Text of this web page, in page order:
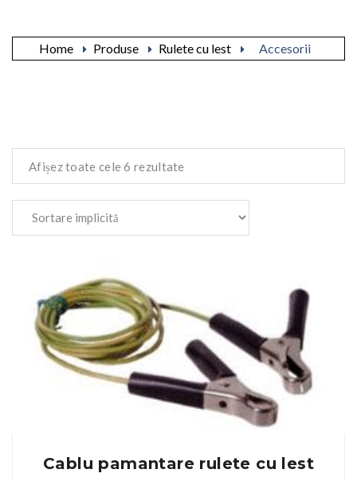
Home Produse Rulete cu lest Accesorii
Afișez toate cele 6 rezultate
Cablu pamantare rulete cu lest